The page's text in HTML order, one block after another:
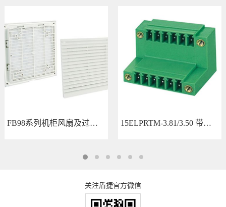
FB98系列机柜风扇及过滤器 FB9804 15ELPRTM-3.81/3.50 带加固定螺钉法兰
关注盾捷官方微信